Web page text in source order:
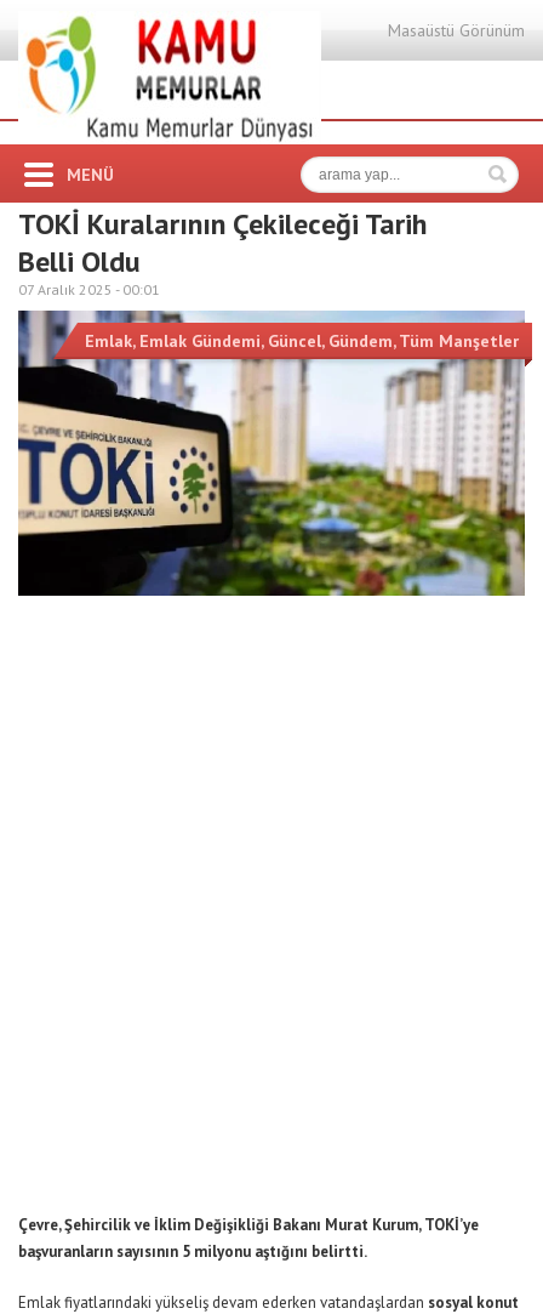
Masaüstü Görünüm
MENÜ
TOKİ Kuralarının Çekileceği Tarih
Belli Oldu
07 Aralık 2025 - 00:01
Emlak, Emlak Gündemi, Güncel, Gündem,Tüm Manşetler
Çevre, Şehircilik ve İklim Değişikliği Bakanı Murat Kurum, TOKİ’ye
başvuranların sayısının 5 milyonu aştığını belirtti.
Emlak fiyatlarındaki yükseliş devam ederken vatandaşlardan sosyal konut